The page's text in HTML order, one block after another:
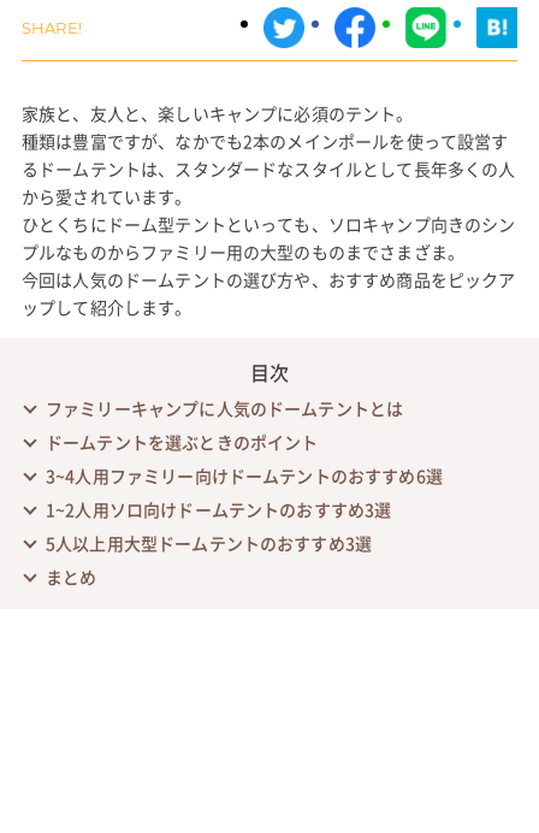
家族と、友人と、楽しいキャンプに必須のテント。
種類は豊富ですが、なかでも2本のメインポールを使って設営す
るドームテントは、スタンダードなスタイルとして長年多くの人
から愛されています。
ひとくちにドーム型テントといっても、ソロキャンプ向きのシン
プルなものからファミリー用の大型のものまでさまざま。
今回は人気のドームテントの選び方や、おすすめ商品をピックア
ップして紹介します。
目次
ファミリーキャンプに人気のドームテントとは
ドームテントを選ぶときのポイント
3~4人用ファミリー向けドームテントのおすすめ6選
1~2人用ソロ向けドームテントのおすすめ3選
5人以上用大型ドームテントのおすすめ3選
まとめ